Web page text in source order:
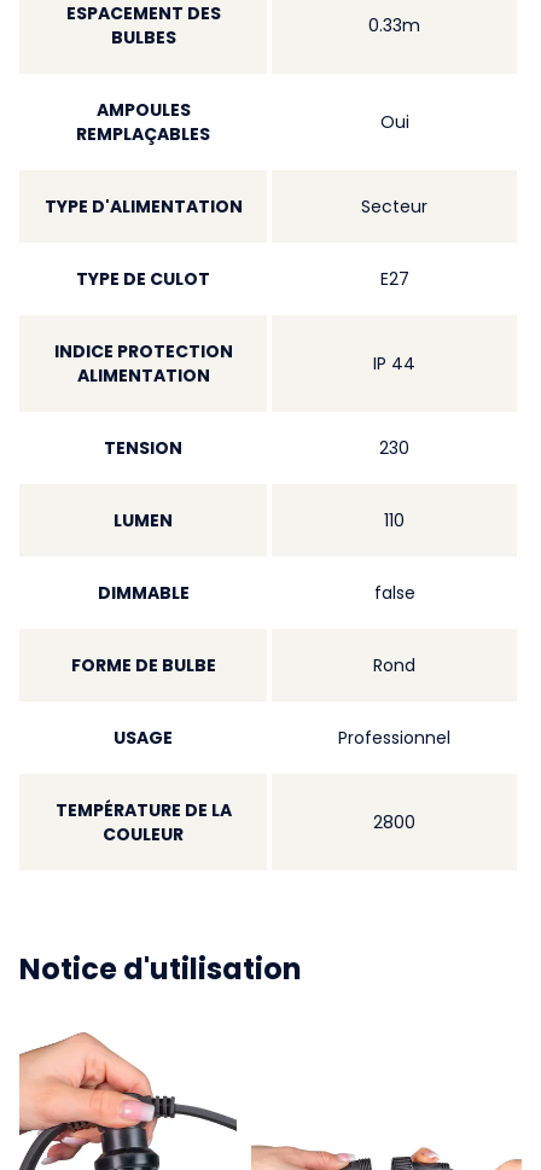
ESPACEMENT DES
BULBES
0.33m
AMPOULES
REMPLAÇABLES
Oui
TYPE D'ALIMENTATION Secteur
TYPE DE CULOT E27
INDICE PROTECTION
ALIMENTATION
IP 44
TENSION 230
LUMEN 110
DIMMABLE false
FORME DE BULBE Rond
USAGE Professionnel
TEMPÉRATURE DE LA
COULEUR
2800
Notice d'utilisation